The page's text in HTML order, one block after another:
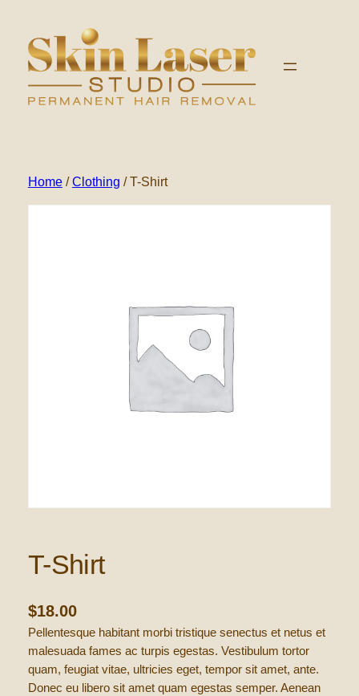
inhoud
Home/Clothing / T-Shirt
T-Shirt
$18.00
Pellentesque habitant morbi tristique senectus et netus et
malesuada fames ac turpis egestas. Vestibulum tortor
quam, feugiat vitae, ultricies eget, tempor sit amet, ante.
Donec eu libero sit amet quam egestas semper. Aenean